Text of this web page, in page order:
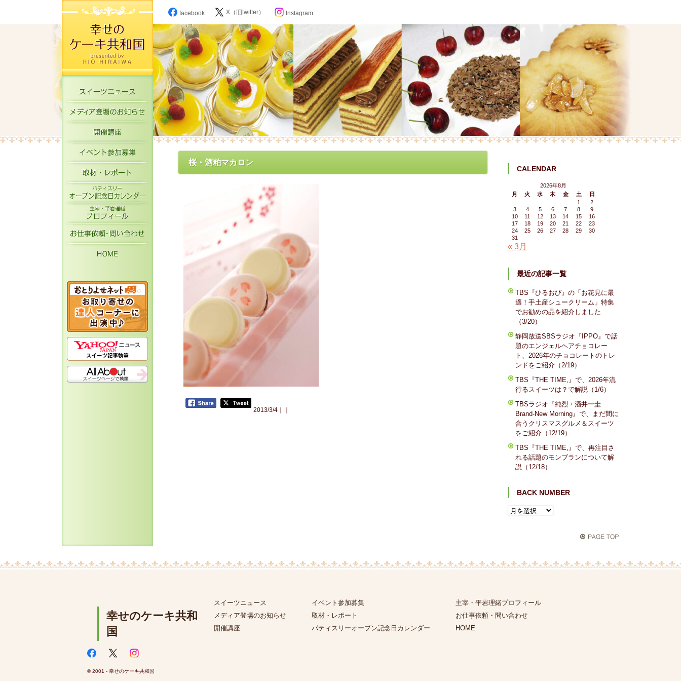
スイーツニュース
メディア登場のお知らせ
開催講座
イベント参加募集
取材・レポート
パティスリーオープン記念日カレンダー
主宰・平岩理緒プロフィール
お仕事依頼・お問い合わせ
facebook X（旧twitter） Instagram
桜・酒粕マカロン
2013/3/4｜｜
CALENDAR
2026年8月
月
火 水 木 金 土
日
1
2
3
4 5 6 7 8
9
10
11 12 13 14 15
16
17
18 19 20 21 22
23
24
25 26 27 28 29
30
31
« 3月
最近の記事一覧
TBS『ひるおび』の「お花見に最
適！手土産シュークリーム」特集
でお勧めの品を紹介しました
（3/20）
静岡放送SBSラジオ『IPPO』で話
題のエンジェルヘアチョコレー
ト、2026年のチョコレートのトレ
ンドをご紹介（2/19）
TBS『THE TIME,』で、2026年流
行るスイーツは？で解説（1/6）
TBSラジオ『純烈・酒井一圭
Brand-New Morning』で、まだ間に
合うクリスマスグルメ＆スイーツ
をご紹介（12/19）
TBS『THE TIME,』で、再注目さ
れる話題のモンブランについて解
説（12/18）
BACK NUMBER
幸せのケーキ共和
国
スイーツニュース
メディア登場のお知らせ
開催講座
イベント参加募集
取材・レポート
パティスリーオープン記念日カレンダー
主宰・平岩理緒プロフィール
お仕事依頼・問い合わせ
HOME
© 2001 - 幸せのケーキ共和国